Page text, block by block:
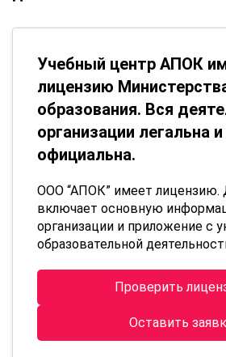
Учебный центр АПОК
лицензию
образования. Вся
организации легальна и
официальна.
ООО “АПОК” имеет лицензию.
включает основную
организации и приложение с
образовательной
Проверить
Оставить